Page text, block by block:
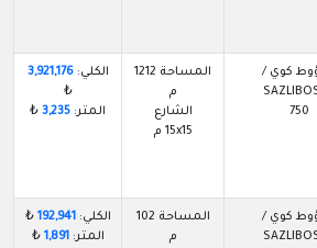
كوي /
750
المساحة 1212
م
الشارع
15x15 م
الكلي:3,921,176
₺
المتر: 3,235
₺
كوي /
المساحة 102
م
الكلي:192,941
₺
المتر:1,891
₺